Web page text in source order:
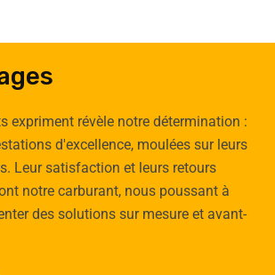
expriment révèle notre détermination :
d'excellence, moulées sur leurs
Leur satisfaction et leurs retours
notre carburant, nous poussant à
des solutions sur mesure et avant-